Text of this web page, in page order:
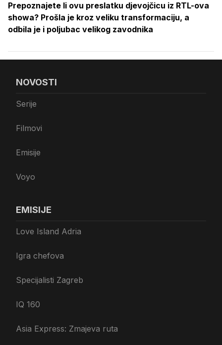
Prepoznajete li ovu preslatku djevojčicu iz RTL-ova
showa? Prošla je kroz veliku transformaciju, a
odbila je i poljubac velikog zavodnika
NOVOSTI
Serije
Filmovi
Emisije
Voyo
EMISIJE
Love Island Adria
Igra chefova
Specijalisti Zagreb
IQ 160
Asia Express: Zmajeva ruta